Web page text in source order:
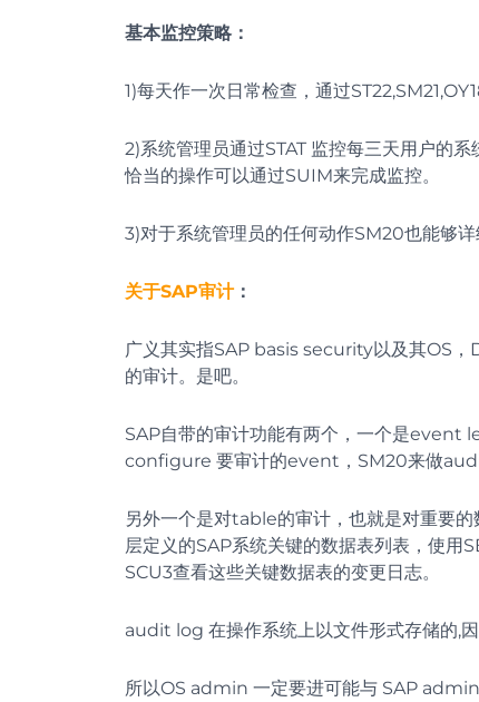
基本监控策略：
1)每天作一次日常检查，通过
2)系统管理员通过STAT 监控每三天用户的
恰当的操作可以通过SUIM来完成监控。
3)对于系统管理员的任何动作SM20也能够
关于SAP审计：
广义其实指SAP basis security以及其OS
的审计。是吧。
SAP自带的审计功能有两个，一个是event
configure 要审计的event，SM20来做
另外一个是对table的审计，也就是对重要
层定义的SAP系统关键的数据表列表，使用
SCU3查看这些关键数据表的变更日志。
audit log 在操作系统上以文件形式存储的,
所以OS admin 一定要进可能与 SAP admin